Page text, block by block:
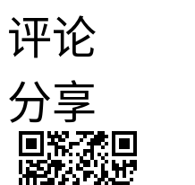
评论
分享